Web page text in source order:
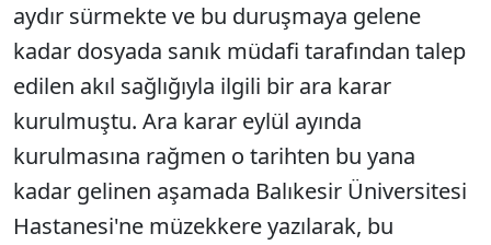
aydır sürmekte ve bu duruşmaya gelene
kadar dosyada sanık müdafi tarafından talep
edilen akıl sağlığıyla ilgili bir ara karar
kurulmuştu. Ara karar eylül ayında
kurulmasına rağmen o tarihten bu yana
kadar gelinen aşamada Balıkesir Üniversitesi
Hastanesi'ne müzekkere yazılarak, bu